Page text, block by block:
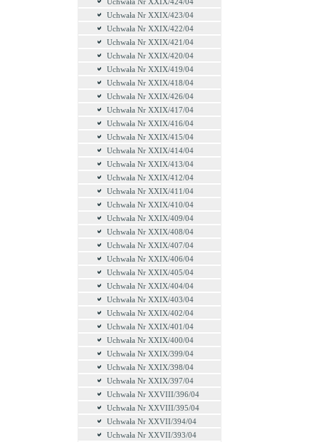
Uchwała Nr XXIX/424/04
Uchwała Nr XXIX/423/04
Uchwała Nr XXIX/422/04
Uchwała Nr XXIX/421/04
Uchwała Nr XXIX/420/04
Uchwała Nr XXIX/419/04
Uchwała Nr XXIX/418/04
Uchwała Nr XXIX/426/04
Uchwała Nr XXIX/417/04
Uchwała Nr XXIX/416/04
Uchwała Nr XXIX/415/04
Uchwała Nr XXIX/414/04
Uchwała Nr XXIX/413/04
Uchwała Nr XXIX/412/04
Uchwała Nr XXIX/411/04
Uchwała Nr XXIX/410/04
Uchwała Nr XXIX/409/04
Uchwała Nr XXIX/408/04
Uchwała Nr XXIX/407/04
Uchwała Nr XXIX/406/04
Uchwała Nr XXIX/405/04
Uchwała Nr XXIX/404/04
Uchwała Nr XXIX/403/04
Uchwała Nr XXIX/402/04
Uchwała Nr XXIX/401/04
Uchwała Nr XXIX/400/04
Uchwała Nr XXIX/399/04
Uchwała Nr XXIX/398/04
Uchwała Nr XXIX/397/04
Uchwała Nr XXVIII/396/04
Uchwała Nr XXVIII/395/04
Uchwała Nr XXVII/394/04
Uchwała Nr XXVII/393/04